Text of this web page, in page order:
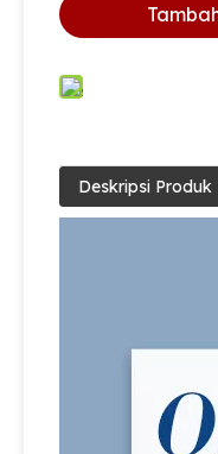
Deskripsi Produk